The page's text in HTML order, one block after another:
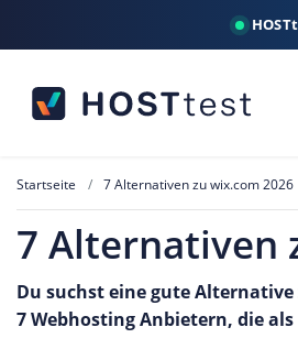
Startseite 7 Alternativen zu wix.com 2026
7 Alternativen
Du suchst eine gute
7 Webhosting Anbietern, die